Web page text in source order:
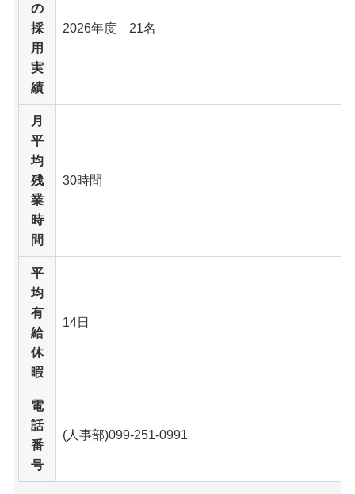
の
採
用
実
績
2026年度 21名
月
平
均
残
業
時
間
30時間
平
均
有
給
休
暇
14日
電
話
番
号
(人事部)099-251-0991